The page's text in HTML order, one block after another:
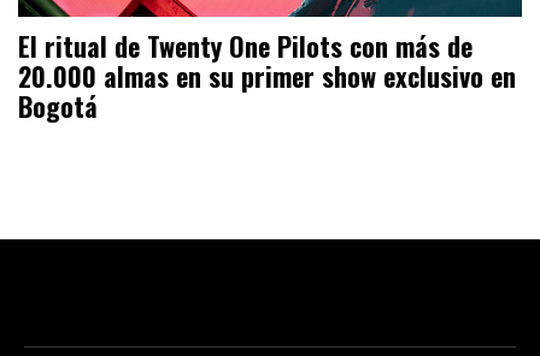
El ritual de Twenty One Pilots con más de
20.000 almas en su primer show exclusivo en
Bogotá